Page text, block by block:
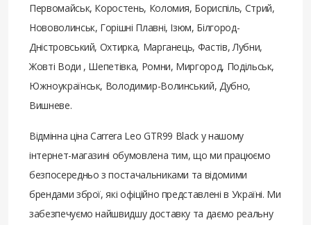
Первомайськ, Коростень, Коломия, Бориспіль, Стрий,
Нововолинськ, Горішні Плавні, Ізюм, Білгород-
Дністровський, Охтирка, Марганець, Фастів, Лубни,
Жовті Води , Шепетівка, Ромни, Миргород, Подільськ,
Южноукраїнськ, Володимир-Волинський, Дубно,
Вишневе.
Відмінна ціна Carrera Leo GTR99 Black у нашому
інтернет-магазині обумовлена ​​тим, що ми працюємо
безпосередньо з постачальниками та відомими
брендами зброї, які офіційно представлені в Україні. Ми
забезпечуємо найшвидшу доставку та даємо реальну